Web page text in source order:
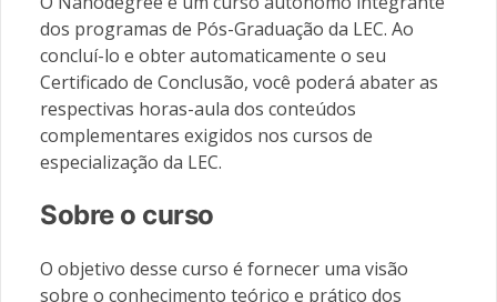
dos programas de Pós-Graduação da LEC. Ao
concluí-lo e obter automaticamente o seu
Certificado de Conclusão, você poderá abater as
respectivas horas-aula dos conteúdos
complementares exigidos nos cursos de
especialização da LEC.
Sobre o curso
O objetivo desse curso é fornecer uma visão
sobre o conhecimento teórico e prático dos